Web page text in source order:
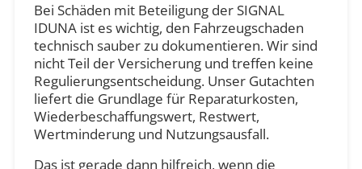
Bei Schäden mit Beteiligung der SIGNAL
IDUNA ist es wichtig, den Fahrzeugschaden
technisch sauber zu dokumentieren. Wir sind
nicht Teil der Versicherung und treffen keine
Regulierungsentscheidung. Unser Gutachten
liefert die Grundlage für Reparaturkosten,
Wiederbeschaffungswert, Restwert,
Wertminderung und Nutzungsausfall.
Das ist gerade dann hilfreich, wenn die